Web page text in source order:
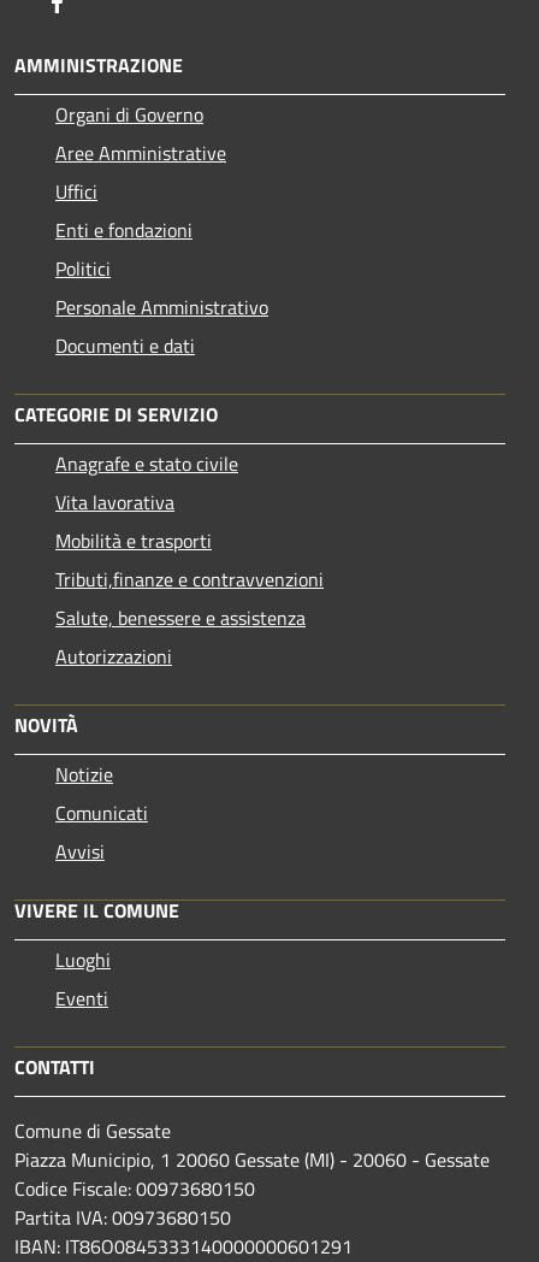
AMMINISTRAZIONE
Organi di Governo
Aree Amministrative
Uffici
Enti e fondazioni
Politici
Personale Amministrativo
Documenti e dati
CATEGORIE DI SERVIZIO
Anagrafe e stato civile
Vita lavorativa
Mobilità e trasporti
Tributi,finanze e contravvenzioni
Salute, benessere e assistenza
Autorizzazioni
NOVITÀ
Notizie
Comunicati
Avvisi
VIVERE IL COMUNE
Luoghi
Eventi
CONTATTI
Comune di Gessate
Piazza Municipio, 1 20060 Gessate (MI) - 20060 - Gessate
Codice Fiscale: 00973680150
Partita IVA: 00973680150
IBAN: IT86O0845333140000000601291